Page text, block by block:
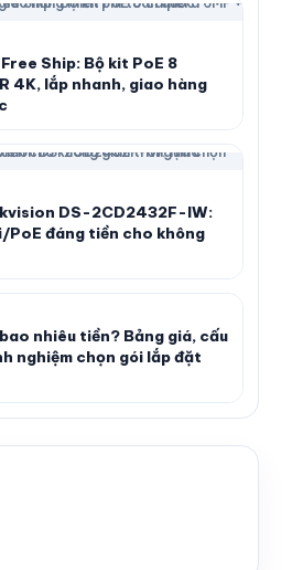
Ship: Bộ kit PoE 8
4K, lắp nhanh, giao hàng
DS-2CD2432F-IW:
PoE đáng tiền cho không
nhiêu tiền? Bảng giá, cấu
nghiệm chọn gói lắp đặt